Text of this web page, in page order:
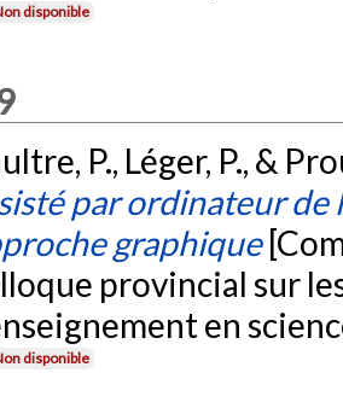
disponible
P., Léger, P., &
par ordinateur de
graphique
provincial sur
en
disponible